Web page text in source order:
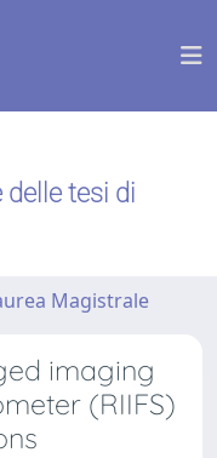
delle tesi di
Magistrale
imaging
(RIIFS)